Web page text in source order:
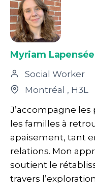
Myriam Lapensée
Social Worker
Montréal , H3L
J’accompagne
les familles à
apaisement, tant
relations. Mon
soutient le
travers